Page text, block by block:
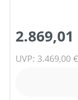
UVP: 3.469,00